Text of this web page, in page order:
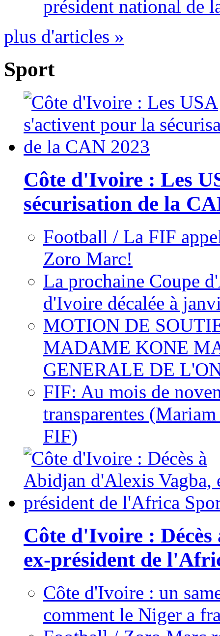
président national de
plus d'articles »
Sport
Côte d'Ivoire : Les
sécurisation de la
Football / La FIF
Zoro Marc!
La prochaine Coupe
d'Ivoire décalée à
MOTION DE
MADAME KONE
GENERALE DE
FIF: Au mois de
transparentes
FIF)
Côte d'Ivoire :
ex-président de
Côte d'Ivoire : un
comment le Niger a